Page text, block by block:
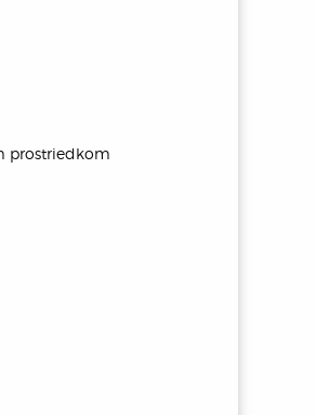
prostriedkom